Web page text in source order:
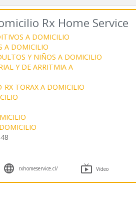
Rx Home Service
A DOMICILIO
A DOMICILIO
Y NIÑOS A DOMICILIO
Y DE ARRITMIA A
RX TORAX A DOMICILIO
 rxhomeservice.cl/  Vídeo